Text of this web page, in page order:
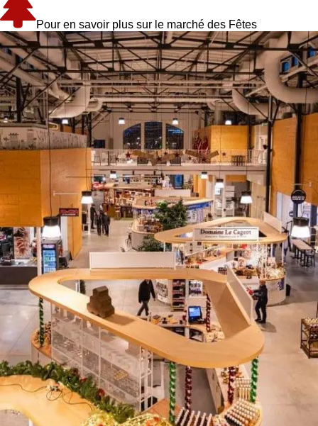
Pour en savoir plus sur le marché des Fêtes